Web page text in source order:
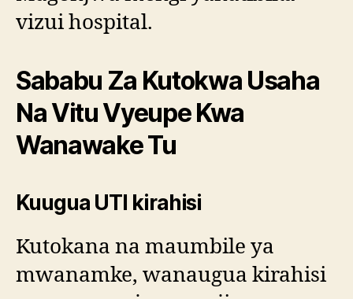
vizui hospital.
Sababu Za Kutokwa Usaha
Na Vitu Vyeupe Kwa
Wanawake Tu
Kuugua UTI kirahisi
Kutokana na maumbile ya
mwanamke, wanaugua kirahisi